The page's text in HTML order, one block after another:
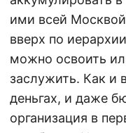
ими всей
вверх по
можно освоить
заслужить. Как и
деньгах, и даже
организация в